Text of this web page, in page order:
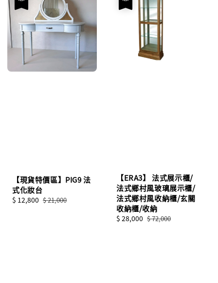
【現貨特價區】PIG9 法
式化妝台
Sale
$ 12,800 Regular
$ 21,000
【ERA3】 法式展示櫃/
法式鄉村風玻璃展示櫃/
法式鄉村風收納櫃/玄關
收納櫃/收納
Sale
$ 28,000 Regular
$ 72,000